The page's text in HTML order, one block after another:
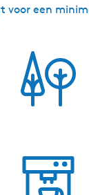
voor een